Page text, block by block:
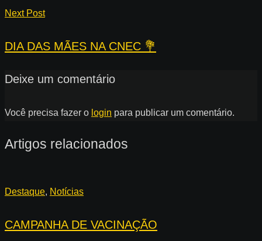
Next Post
DIA DAS MÃES NA CNEC 💐
Deixe um comentário
Você precisa fazer o login para publicar um comentário.
Artigos relacionados
Destaque, Notícias
CAMPANHA DE VACINAÇÃO